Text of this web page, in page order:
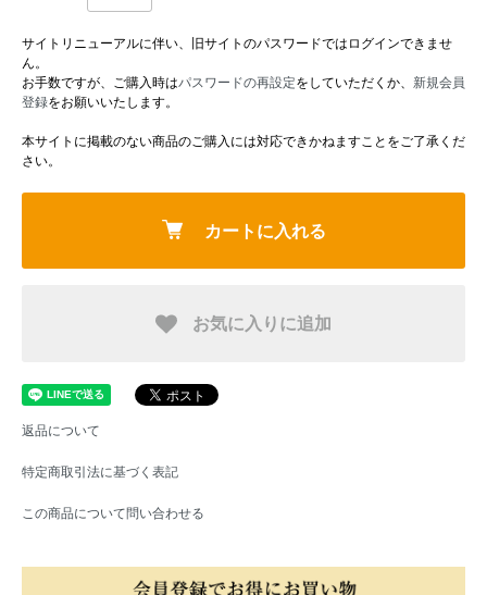
サイトリニューアルに伴い、旧サイトのパスワードではログインできませ
ん。
お手数ですが、ご購入時はパスワードの再設定をしていただくか、 新規会員
登録をお願いいたします。
本サイトに掲載のない商品のご購入には対応できかねますことをご了承くだ
さい。
カートに入れる
お気に入りに追加
返品について
特定商取引法に基づく表記
この商品について問い合わせる